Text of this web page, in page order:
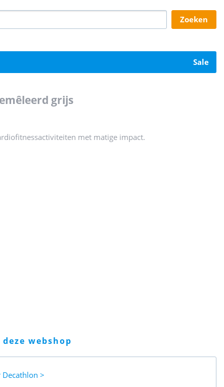
zoeken
sale
grijs
met matige impact.
webshop
Decathlon